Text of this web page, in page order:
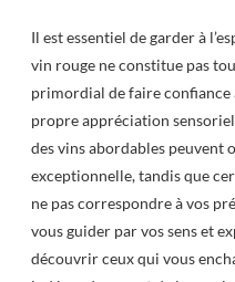
Il est essentiel de garder à
vin rouge ne constitue pas
primordial de faire confiance
propre appréciation
des vins abordables peuvent
exceptionnelle, tandis que
ne pas correspondre à vos
vous guider par vos sens et
découvrir ceux qui vous